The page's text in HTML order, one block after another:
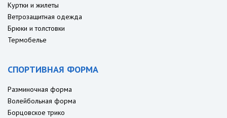
Куртки и жилеты
Ветрозащитная одежда
Брюки и толстовки
Термобелье
СПОРТИВНАЯ ФОРМА
Разминочная форма
Волейбольная форма
Борцовское трико